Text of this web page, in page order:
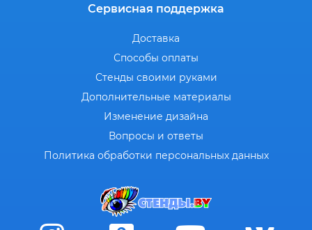
Сервисная поддержка
Доставка
Способы оплаты
Стенды своими руками
Дополнительные материалы
Изменение дизайна
Вопросы и ответы
Политика обработки персональных данных